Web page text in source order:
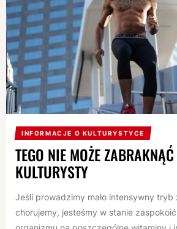
INFORMACJE O KULTURYSTYCE
TEGO NIE MOŻE
KULTURYSTY
Jeśli prowadzimy mało intensywny tryb
chorujemy, jesteśmy w stanie